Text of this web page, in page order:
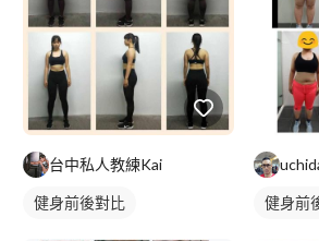
台中私人教練Kai
健身前後對比 健身前